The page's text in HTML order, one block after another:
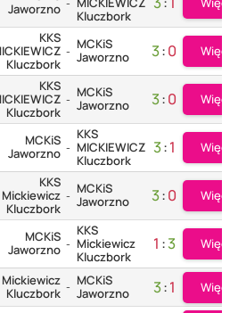
Jaworzno -
Kluczbork
KKS
Kluczbork
- MCKiS
Jaworzno
3:0 Więcej
KKS
Kluczbork
- MCKiS
Jaworzno
3:0 Więcej
MCKiS
Jaworzno -
KKS
MICKIEWICZ
Kluczbork
3:1 Więcej
KKS
Mickiewicz
Kluczbork
- MCKiS
Jaworzno
3:0 Więcej
MCKiS
Jaworzno -
KKS
Mickiewicz
Kluczbork
1 :3 Więcej
Mickiewicz
Kluczbork - MCKiS
Jaworzno
3:1 Więcej